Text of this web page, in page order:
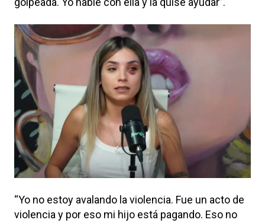
“Yo no estoy avalando la violencia. Fue un acto de
violencia y por eso mi hijo está pagando. Eso no